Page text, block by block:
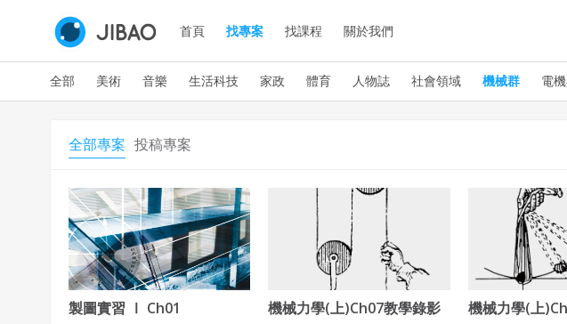
首頁 找專案 找課程 關於我們
全部 美術 音樂 生活科技 家政 體育 人物誌 社會領域 機械群 電
全部專案 投稿專案
製圖實習 Ⅰ Ch01 機械力學(上)Ch07教學錄影 機械力學(上
使用
使用
使
緣會員有意願吉寶知